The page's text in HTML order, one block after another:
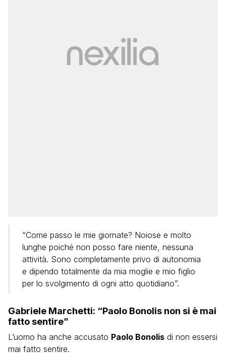
“Come passo le mie giornate? Noiose e molto
lunghe poiché non posso fare niente, nessuna
attività. Sono completamente privo di autonomia
e dipendo totalmente da mia moglie e mio figlio
per lo svolgimento di ogni atto quotidiano”.
Gabriele Marchetti: “Paolo Bonolis non si è mai
fatto sentire”
L’uomo ha anche accusato Paolo Bonolis di non essersi
mai fatto sentire.